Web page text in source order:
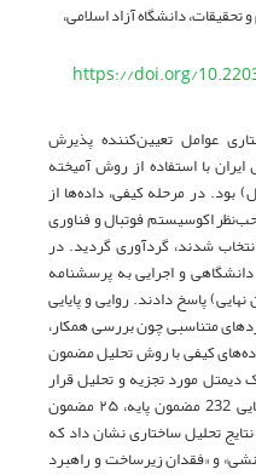
دانشگاه آزاد اسلامی،
https://doi.org/
عوامل تعیین‌کننده پذیرش
ایران با استفاده از روش آمیخته
بود. در مرحله کیفی، داده‌ها از
نیمه‌ساختاریافته با ۱۷ صاحب‌نظر اکوسیستم فوتبال و فناوری
شدند، گردآوری گردید. در
از خبرگان دانشگاهی و اجرایی به پرسشنامه
(مبتنی بر ۱۲ مضمون نهایی) پاسخ دادند. روایی و پایایی
متناسبی چون بررسی همکار،
کیفی با روش تحلیل مضمون
دیمتل مورد تجزیه و تحلیل قرار
گرفتند. یافته‌های کیفی منجر به شناسایی 232 مضمون پایه، ۲۵ مضمون
شد. نتایج تحلیل ساختاری نشان داد که
و «فقدان زیرساخت و راهبرد